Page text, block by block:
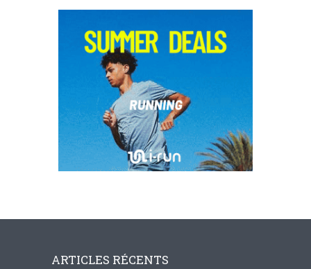
ARTICLES RÉCENTS